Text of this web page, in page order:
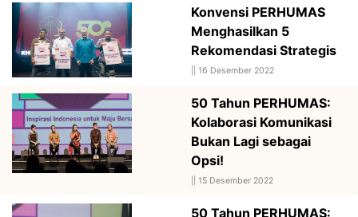
Konvensi PERHUMAS
Menghasilkan 5
Rekomendasi Strategis
16 Desember 2022
50 Tahun PERHUMAS:
Kolaborasi Komunikasi
Bukan Lagi sebagai
Opsi!
15 Desember 2022
50 Tahun PERHUMAS: